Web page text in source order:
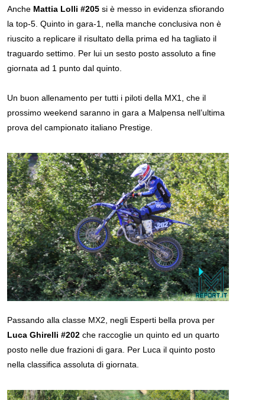
Anche Mattia Lolli #205 si è messo in evidenza sfiorando
la top-5. Quinto in gara-1, nella manche conclusiva non è
riuscito a replicare il risultato della prima ed ha tagliato il
traguardo settimo. Per lui un sesto posto assoluto a fine
giornata ad 1 punto dal quinto.
Un buon allenamento per tutti i piloti della MX1, che il
prossimo weekend saranno in gara a Malpensa nell’ultima
prova del campionato italiano Prestige.
Passando alla classe MX2, negli Esperti bella prova per
Luca Ghirelli #202 che raccoglie un quinto ed un quarto
posto nelle due frazioni di gara. Per Luca il quinto posto
nella classifica assoluta di giornata.